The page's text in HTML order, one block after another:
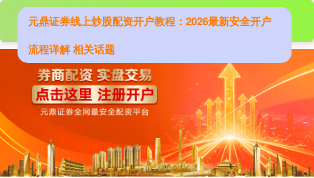
元鼎证券线上炒股配资开户教程：2026最新安全开户
流程详解 相关话题